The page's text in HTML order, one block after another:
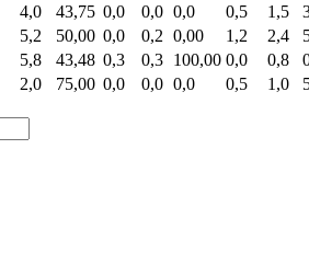
4,0 43,75 0,0 0,0 0,0 0,5 1,5
5,2 50,00 0,0 0,2 0,00 1,2 2,4
5,8 43,48 0,3 0,3 100,00 0,0 0,8
2,0 75,00 0,0 0,0 0,0 0,5 1,0